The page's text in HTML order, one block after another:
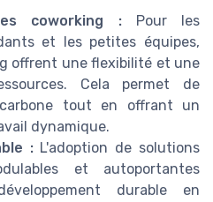
coworking :Pour les
et les petites équipes,
offrent une flexibilité et une
Cela permet de
tout en offrant un
dynamique.
:L'adoption de solutions
et autoportantes
durable en